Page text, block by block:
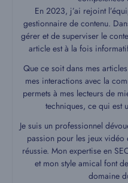
En 2023, j’ai rejoint
gestionnaire de contenu.
gérer et de superviser le
article est à la fois
Que ce soit dans mes
mes interactions avec la
permets à mes lecteurs de
techniques, ce qui est
Je suis un professionnel
passion pour les jeux
réussie. Mon expertise en
et mon style amical font
domaine